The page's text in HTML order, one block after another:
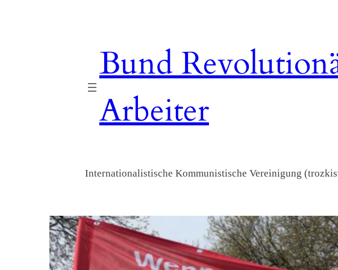
Bund
Arbeiter
Internationalistische Kommunistische Vereinigung